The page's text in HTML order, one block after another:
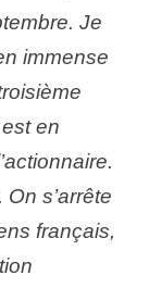
Je
immense
en
s’arrête
français,